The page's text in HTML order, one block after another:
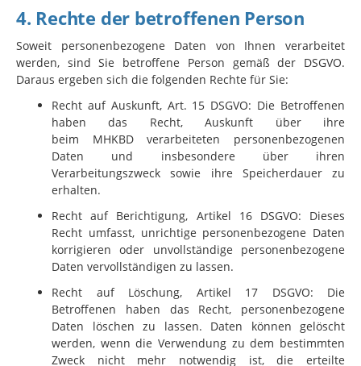
4. Rechte der betroffenen Person
Soweit personenbezogene Daten von Ihnen verarbeitet
werden, sind Sie betroffene Person gemäß der DSGVO.
Daraus ergeben sich die folgenden Rechte für Sie:
Recht auf Auskunft, Art. 15 DSGVO: Die Betroffenen
haben das Recht, Auskunft über ihre
beim MHKBDverarbeiteten personenbezogenen
Daten und insbesondere über ihren
Verarbeitungszweck sowie ihre Speicherdauer zu
erhalten.
Recht auf Berichtigung, Artikel 16 DSGVO: Dieses
Recht umfasst, unrichtige personenbezogene Daten
korrigieren oder unvollständige personenbezogene
Daten vervollständigen zu lassen.
Recht auf Löschung, Artikel 17 DSGVO: Die
Betroffenen haben das Recht, personenbezogene
Daten löschen zu lassen. Daten können gelöscht
werden, wenn die Verwendung zu dem bestimmten
Zweck nicht mehr notwendig ist, die erteilte